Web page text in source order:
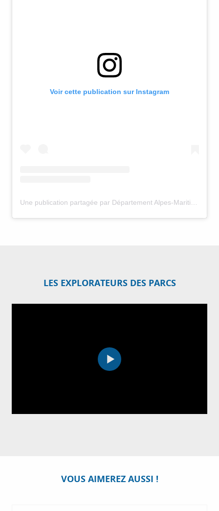
Voir cette publication sur Instagram
LES EXPLORATEURS DES PARCS
VOUS AIMEREZ AUSSI !